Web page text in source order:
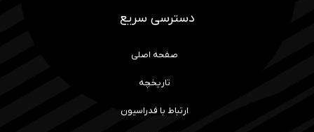
دسترسی سریع
صفحه اصلی
تاریخچه
ارتباط با فدراسیون